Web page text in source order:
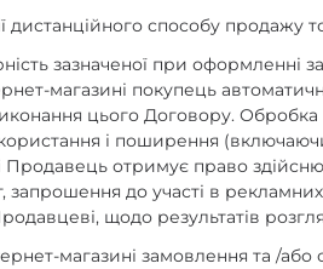
дистанційного способу продажу
зазначеної при
магазині покупець
цього Договору.
і поширення
Продавець отримує право
запрошення до участі в
щодо результатів
магазині замовлення та /